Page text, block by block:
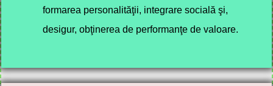
formarea personalităţii, integrare socială şi,
desigur, obţinerea de performanţe de valoare.